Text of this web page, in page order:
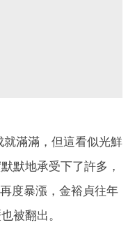
滿滿，但這看似光鮮
默地承受下了許多，
度暴漲，金裕貞往年
被翻出。